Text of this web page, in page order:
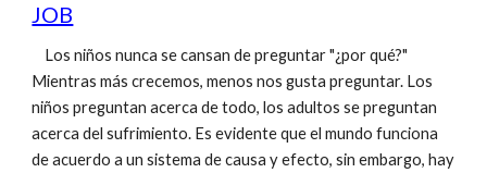
JOB
Los niños nunca se cansan de preguntar "¿por qué?"
Mientras más crecemos, menos nos gusta preguntar. Los
niños preguntan acerca de todo, los adultos se preguntan
acerca del sufrimiento. Es evidente que el mundo funciona
de acuerdo a un sistema de causa y efecto, sin embargo, hay